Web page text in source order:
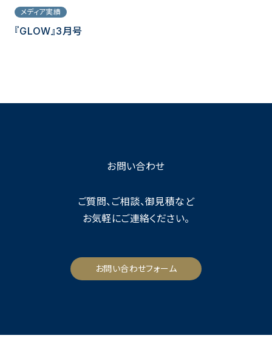
メディア実績
『GLOW』3月号
お問い合わせ
ご質問、ご相談、御見積など
お気軽にご連絡ください。
お問い合わせフォーム